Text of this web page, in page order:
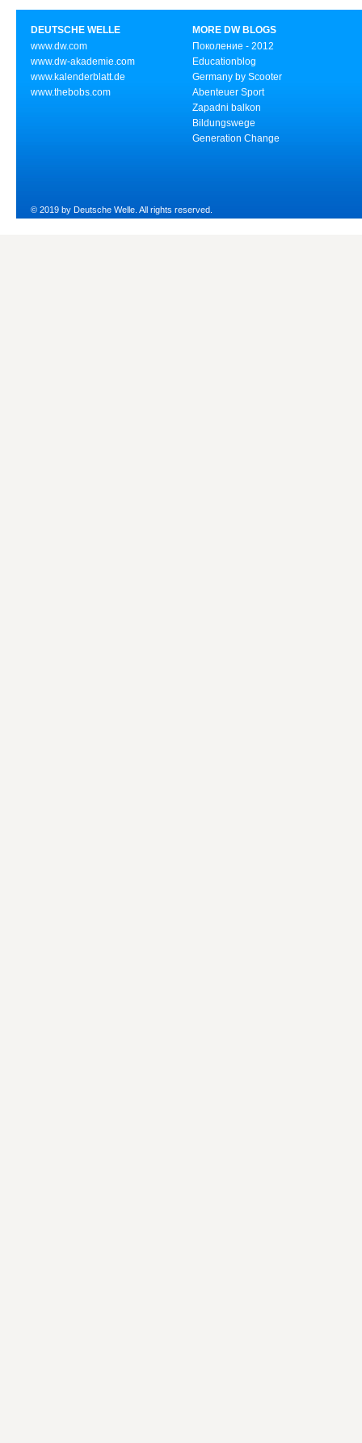
DEUTSCHE WELLE
www.dw.com
www.dw-akademie.com
www.kalenderblatt.de
www.thebobs.com
MORE DW BLOGS
Поколение - 2012
Educationblog
Germany by Scooter
Abenteuer Sport
Zapadni balkon
Bildungswege
Generation Change
© 2019 by Deutsche Welle. All rights reserved.